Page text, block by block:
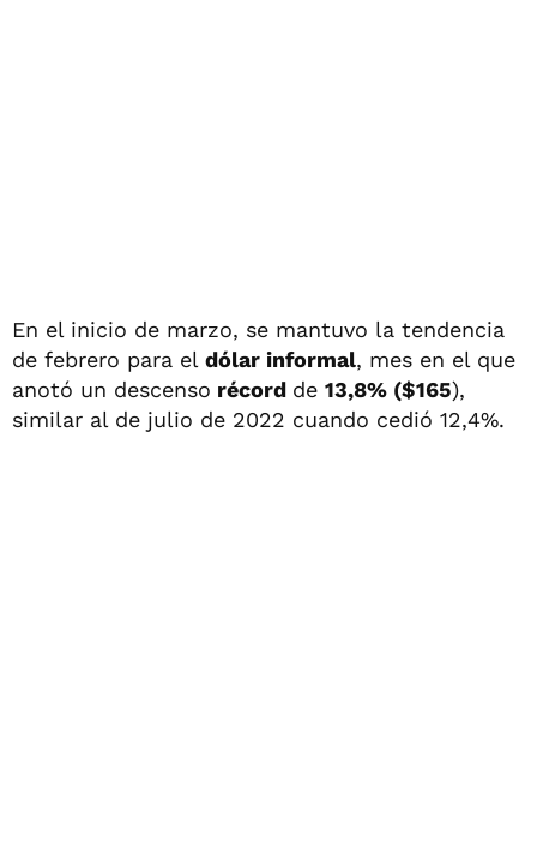
En el inicio de marzo, se mantuvo la tendencia
de febrero para el dólar informal, mes en el que
anotó un descenso récord de 13,8% ($165),
similar al de julio de 2022 cuando cedió 12,4%.